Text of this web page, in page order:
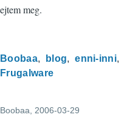
ejtem meg.
Boobaa blog
enni-inni
Frugalware
Boobaa , 2006-03-29